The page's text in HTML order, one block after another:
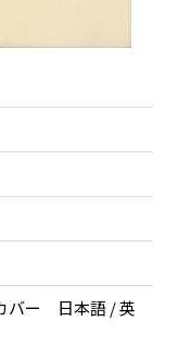
バー 日本語 / 英